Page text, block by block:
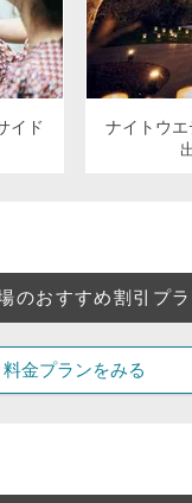
イド
ナイトウ
のおすすめ割引プラ
料金プランをみる